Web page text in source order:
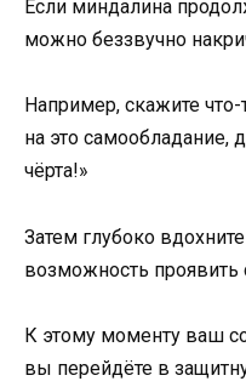
Если миндалина
можно беззвучно
Например, скажите
на это самообладание,
чёрта!»
Затем глубоко
возможность проявить
К этому моменту ваш
вы перейдёте в